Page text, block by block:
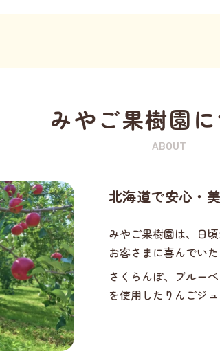
みやご果樹園
ABOUT
北海道で安心・
みやご果樹園は、日
お客さまに喜んでい
さくらんぼ、ブルー
を使用したりんごジ